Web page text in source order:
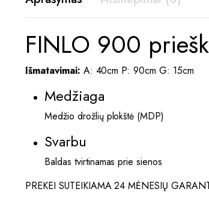
FINLO 900
Išmatavimai: A: 40cm P: 90cm G: 15cm
Medžiaga
Medžio drožlių plokštė (MDP)
Svarbu
Baldas tvirtinamas prie sienos
PREKEI SUTEIKIAMA 24 MĖNESIŲ